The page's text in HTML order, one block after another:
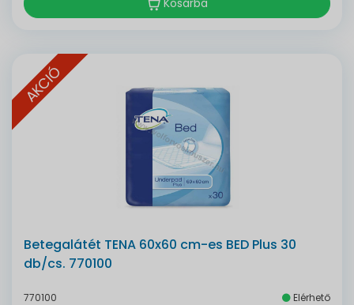
Kosárba
AKCIÓ
Betegalátét TENA 60x60 cm-es BED Plus 30
db/cs. 770100
770100 Elérhető